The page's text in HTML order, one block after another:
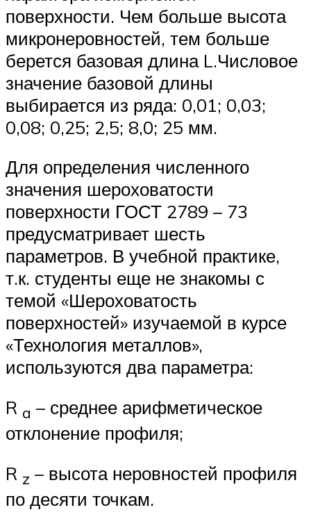
поверхности. Чем больше высота
микронеровностей, тем больше
берется базовая длина L.Числовое
значение базовой длины
выбирается из ряда: 0,01; 0,03;
0,08; 0,25; 2,5; 8,0; 25 мм.
Для определения численного
значения шероховатости
поверхности ГОСТ 2789 – 73
предусматривает шесть
параметров. В учебной практике,
т.к. студенты еще не знакомы с
темой «Шероховатость
поверхностей» изучаемой в курсе
«Технология металлов»,
используются два параметра:
R a – среднее арифметическое
отклонение профиля;
R z – высота неровностей профиля
по десяти точкам.